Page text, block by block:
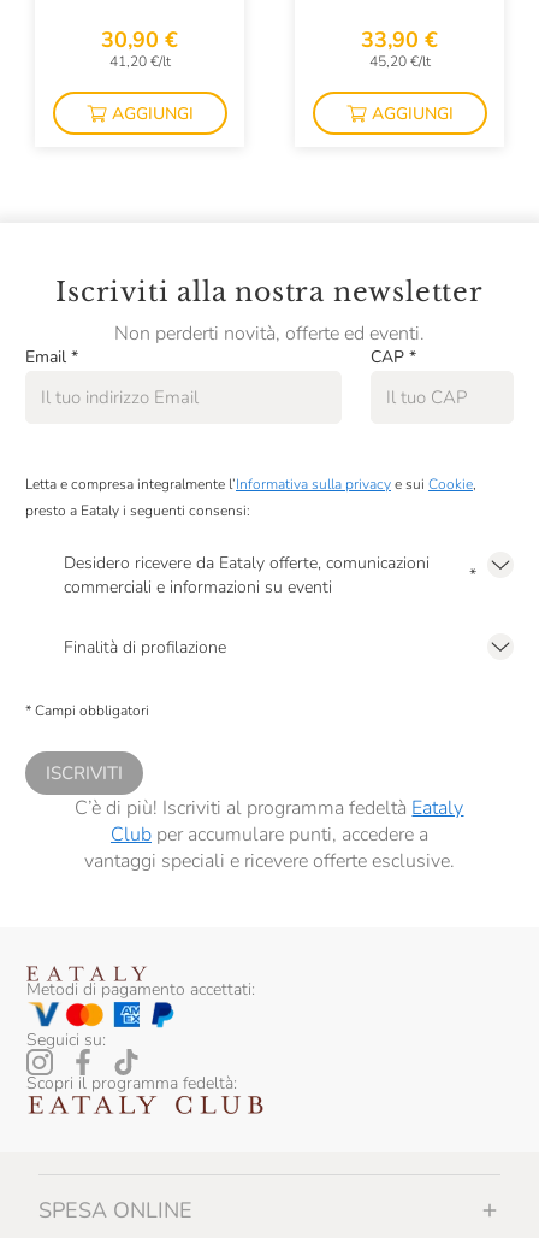
Calatroni
Calcagno
Campo Alle Comete
Campogiovanni
Cantina Mesa
Cantine Florio
Cantine Paltrinieri
Cantine Dell'Angelo
Caol Ila
Caprili
Carlo Alberto
Casa Belfi
Casa E. Di Mirafiore
Casale Della Ioria
Cascina Corte
Cascina GemmaRina
30,90 €
41,20 €/lt
AGGIUNGI
33,90 €
45,20 €/lt
AGGIUNGI
Iscriviti alla nostra newsletter
Non perderti novità, offerte ed eventi.
Email * CAP *
Letta e compresa integralmente l’Informativa sulla privacye sui Cookie,
presto a Eataly i seguenti consensi:
Desidero ricevere da Eataly offerte, comunicazioni
commerciali e informazioni su eventi
*
Finalità di profilazione
comunicazioni commerciali personalizzate, in caso di consenso prestato ai
* Campi obbligatori
ISCRIVITI
C’è di più! Iscriviti al programma fedeltà Eataly
Clubper accumulare punti, accedere a
vantaggi speciali e ricevere offerte esclusive.
Metodi di pagamento accettati:
Seguici su:
Scopri il programma fedeltà:
SPESA ONLINE